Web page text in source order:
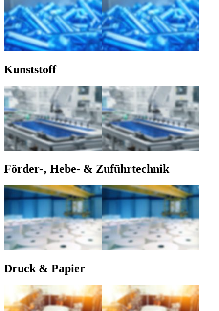
Kunststoff
Förder-‚ Hebe- & Zuführtechnik
Druck & Papier